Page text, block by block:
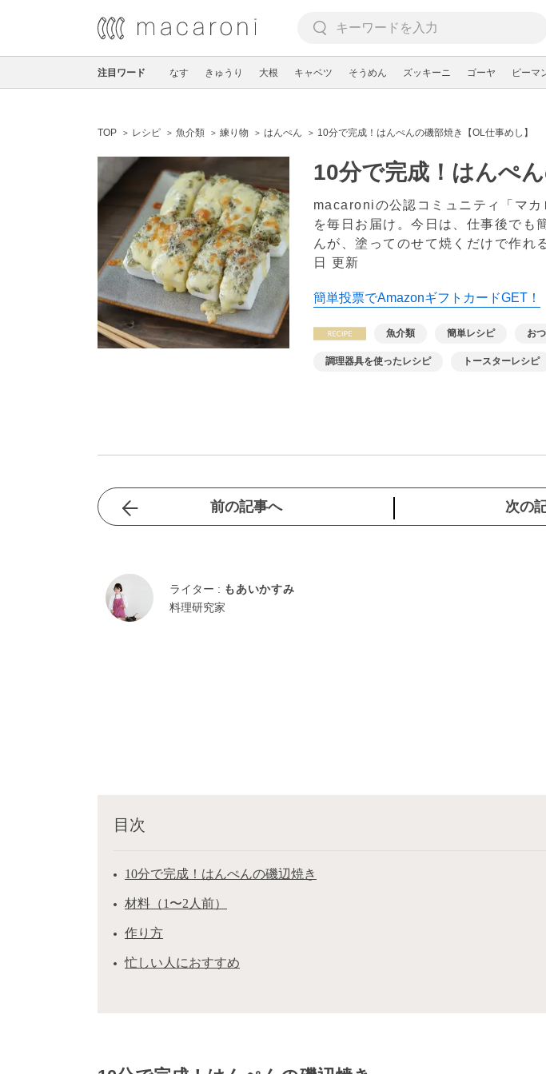
注目ワード なす きゅうり 大根 キャベツ そうめん ズッキーニ ゴーヤ ピーマ
TOP レシピ 魚介類 練り物 はんぺん 10分で完成！はんぺんの磯部焼き【OL仕事めし】
10分で完成！はんぺ
macaroniの公認コミュニティ「マ
を毎日お届け。今日は、仕事後でも
んが、塗ってのせて焼くだけで作れ
日 更新
簡単投票でAmazonギフトカードGET！
魚介類 簡単レシピ お
調理器具を使ったレシピ トースターレシピ
前の記事へ 次の
ライター : もあいかすみ
料理研究家
目次
10分で完成！はんぺんの磯辺焼き
材料（1〜2人前）
作り方
忙しい人におすすめ